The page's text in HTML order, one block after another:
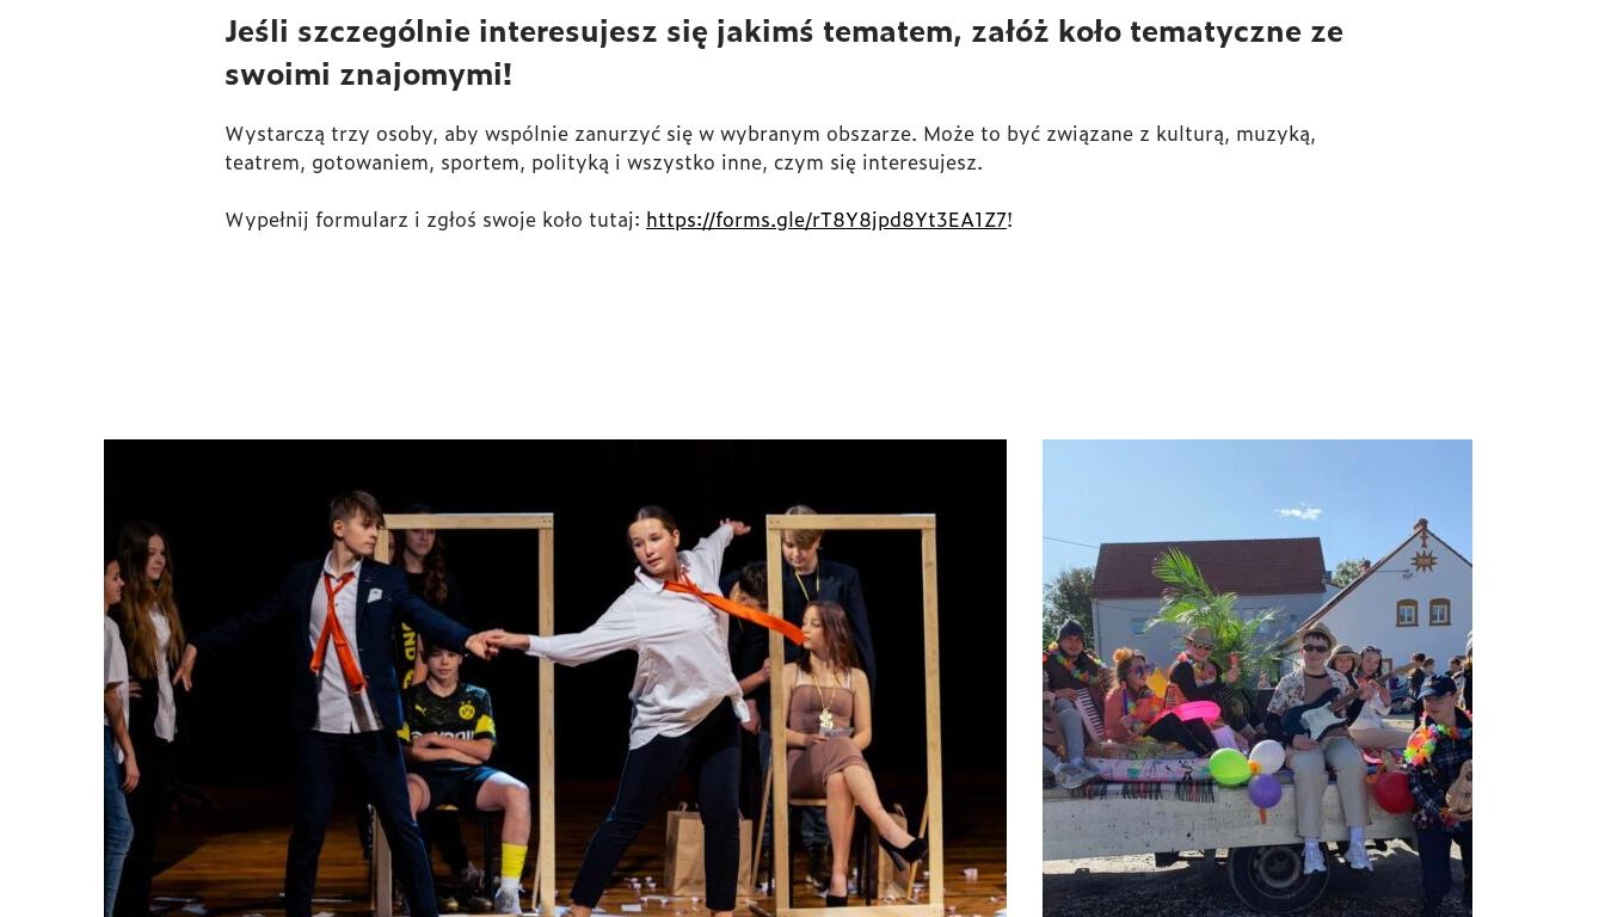
Jeśli szczególnie interesujesz się jakimś tematem, załóż koło tematyczne ze
swoimi znajomymi!
Wystarczą trzy osoby, aby wspólnie zanurzyć się w wybranym obszarze. Może to być związane z kulturą, muzyką,
teatrem, gotowaniem, sportem, polityką i wszystko inne, czym się interesujesz.
Wypełnij formularz i zgłoś swoje koło tutaj: https://forms.gle/rT8Y8jpd8Yt3EA1Z7!